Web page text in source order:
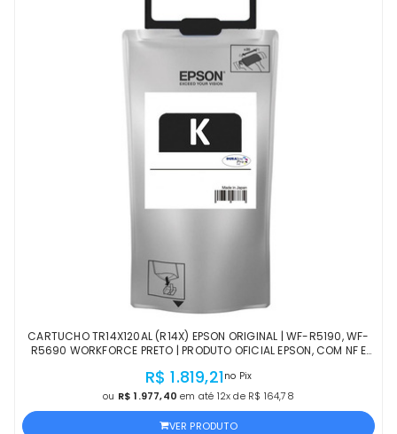
CARTUCHO TR14X120AL (R14X) EPSON ORIGINAL | WF-R5190, WF-
R5690 WORKFORCE PRETO | PRODUTO OFICIAL EPSON, COM NF E
R$ 1.819,21no Pix
ou R$ 1.977,40 em até 12x de R$ 164,78
VER PRODUTO